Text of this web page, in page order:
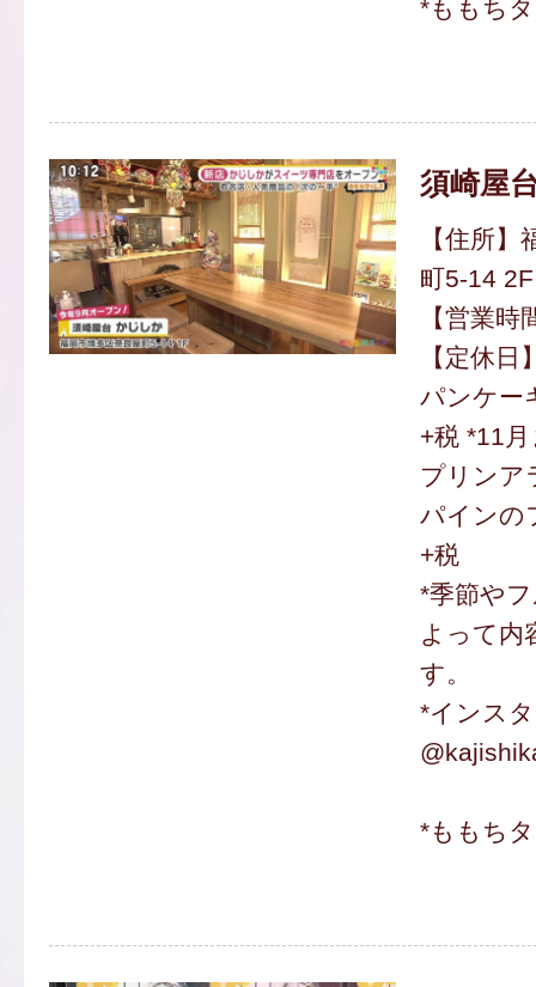
*ももち
須崎屋
【住所
町5-14 2F
【営業
【定休日
パンケー
+税 *11
プリンア
パインの
+税
*季節や
よって内
す。
*インス
*ももち